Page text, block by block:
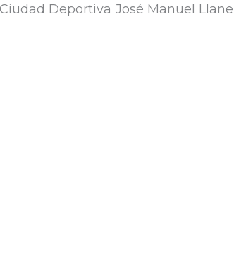
Deportiva José Manuel